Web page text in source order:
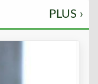
PLUS ›